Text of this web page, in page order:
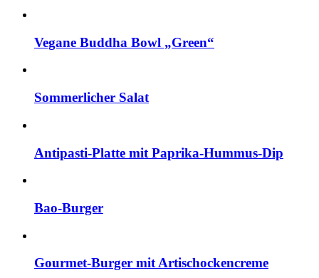
Vegane Buddha Bowl „Green“
Sommerlicher Salat
Antipasti-Platte mit Paprika-Hummus-Dip
Bao-Burger
Gourmet-Burger mit Artischockencreme